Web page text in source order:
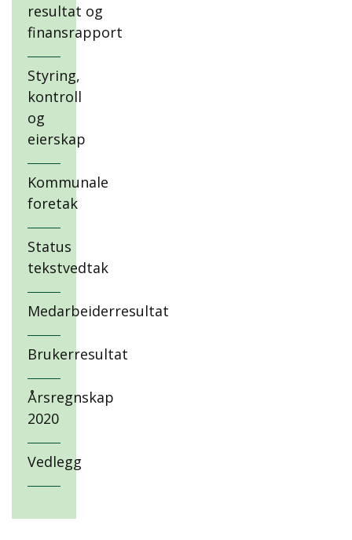
resultat og
finansrapport
Styring,
kontroll
og
eierskap
Kommunale
foretak
Status
tekstvedtak
Medarbeiderresultat
Brukerresultat
Årsregnskap
2020
Vedlegg